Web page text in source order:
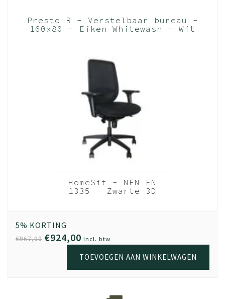
Presto R - Verstelbaar bureau -
160x80 - Eiken Whitewash - Wit
HomeSit - NEN EN
1335 - Zwarte 3D
5% KORTING
€967,00 €924,00 Incl. btw
TOEVOEGEN AAN WINKELWAGEN